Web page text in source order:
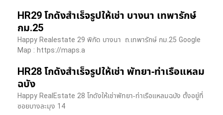
HR29 โกดังสำเร็จรูปให้เช่า บางนา เทพารักษ์
กม.25
Happy Realestate 29 พิกัด บางนา​ ถ.เทพารักษ์ กม.25 Google
Map : ​https://maps.a
HR28 โกดังสำเร็จรูปให้เช่า พัทยา-ท่าเรือแหลม
ฉบัง
Happy RealEstate 28 โกดังให้เช่าพัทยา-ท่าเรือแหลมฉบัง ตั้งอยู่ที่
ซอยบางละมุง 14